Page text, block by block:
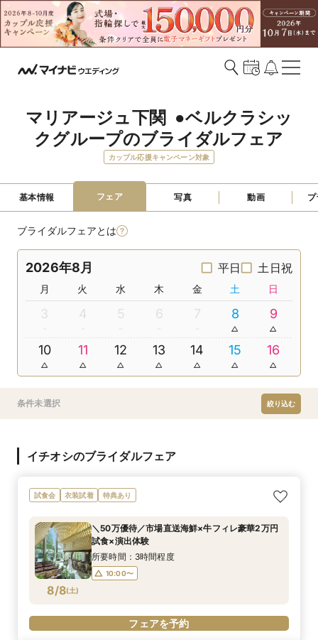
マリアージュ下関  ●ベルクラシッ
クグループのブライダルフェア
カップル応援キャンペーン対象
基本情報 フェア 写真 動画
ブライダルフェアとは
2026年8月 平日 土日祝
月 火 水 木 金 土 日
3 4 5 6 7 8 9
10 11 12 13 14 15 16
条件未選択 絞り込む
イチオシのブライダルフェア
試食会 衣装試着 特典あり
8/8(土)
＼50万優待／市場直送海鮮×牛フィレ豪華2万円
試食×演出体験
所要時間：3時間程度
10:00〜
フェアを予約